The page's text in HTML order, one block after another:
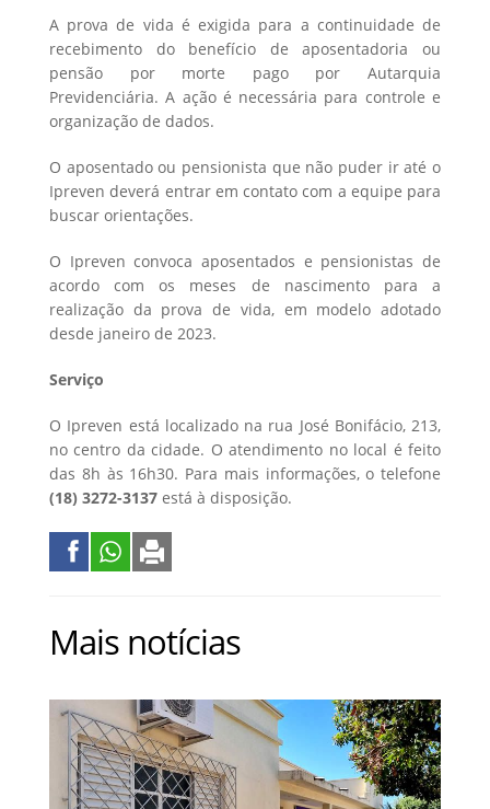
A prova de vida é exigida para a continuidade de
recebimento do benefício de aposentadoria ou
pensão por morte pago por Autarquia
Previdenciária. A ação é necessária para controle e
organização de dados.
O aposentado ou pensionista que não puder ir até o
Ipreven deverá entrar em contato com a equipe para
buscar orientações.
O Ipreven convoca aposentados e pensionistas de
acordo com os meses de nascimento para a
realização da prova de vida, em modelo adotado
desde janeiro de 2023.
Serviço
O Ipreven está localizado na rua José Bonifácio, 213,
no centro da cidade. O atendimento no local é feito
das 8h às 16h30. Para mais informações, o telefone
(18) 3272-3137 está à disposição.
Mais notícias